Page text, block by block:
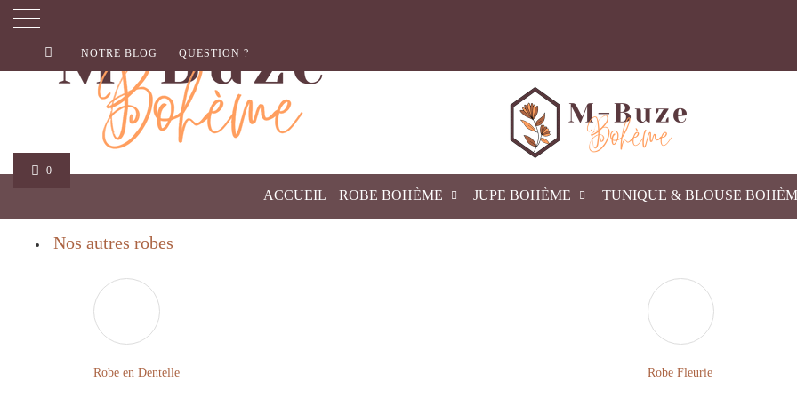
0
NOTRE BLOG QUESTION ?
ACCUEIL ROBE BOHÈME JUPE BOHÈME TUNIQUE & BLOUSE
Nos autres robes
Robe en Dentelle Robe Fleurie